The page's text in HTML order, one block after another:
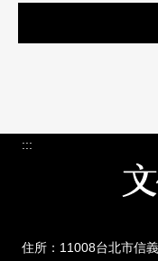
:::
住所：11008台北市信